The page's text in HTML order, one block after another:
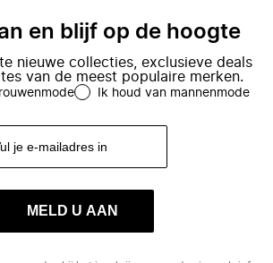
en blijf op de hoogte
nieuwe collecties, exclusieve deals
van de meest populaire merken.
Ik houd van mannenmode
MELD U AAN